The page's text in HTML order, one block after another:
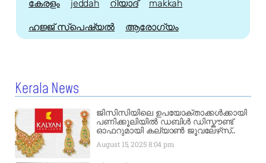
കേരളം jeddah റിയാദ് makkah
ഹജ്ജ്‌ സ്പെഷ്യൽ ആരോഗ്യം
Kerala News
ജിസിസിയിലെ ഉപയോക്താക്കൾക്കായി
പണിക്കൂലിയിൽ ഡബിൾ ഡിസ്കൗണ്ട്
ഓഫറുമായി കല്യാൺ ജൂവലേഴ്‌സ്..
August 15, 20258:04 pm